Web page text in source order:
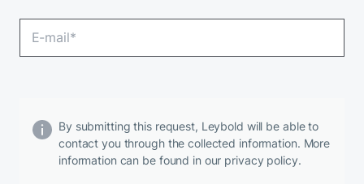
By submitting this request, Leybold will be able to
contact you through the collected information. More
information can be found in our privacy policy.